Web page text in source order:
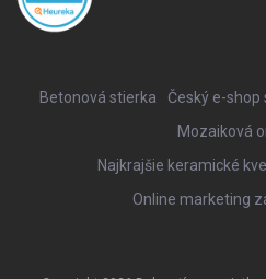
Betonová stierka
Český e-
Mozaiková
Najkrajšie keramické
Online marketing